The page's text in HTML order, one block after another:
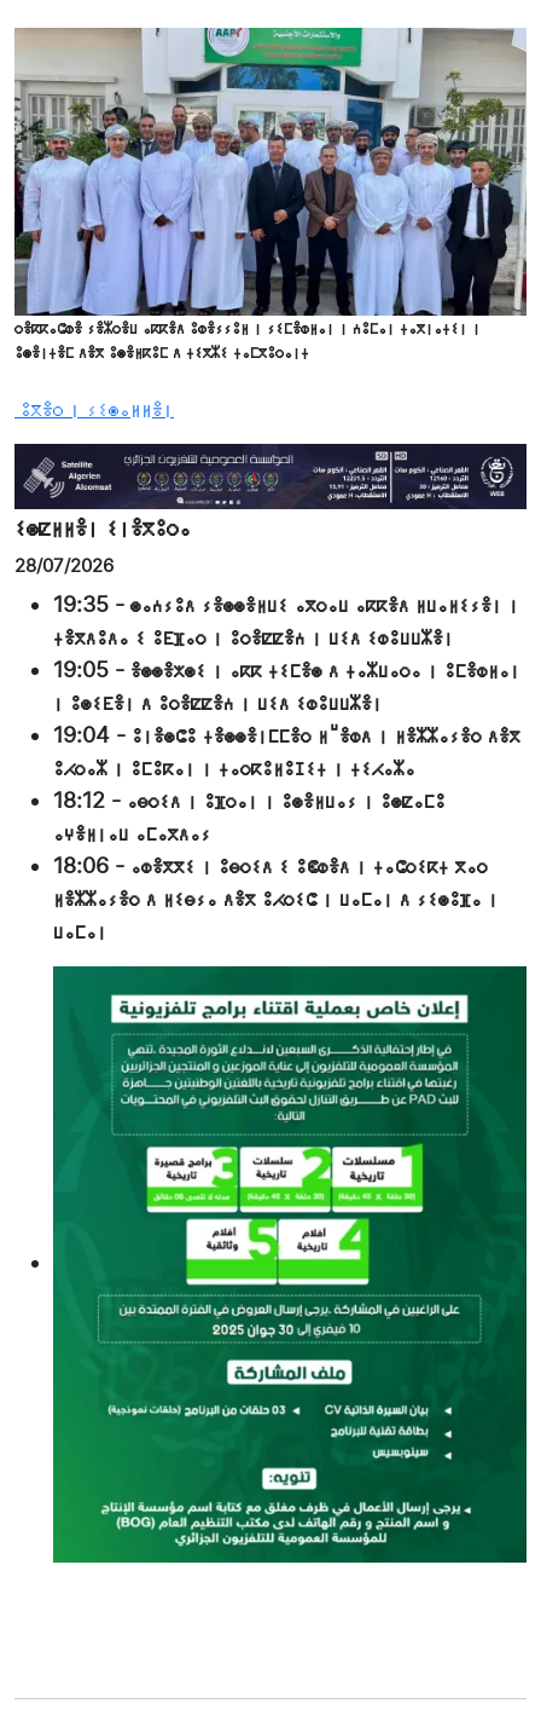
ⵔⴻⴽⴽⴰⵛⵀⴻ ⵢⴻⵣⵔⴻⵡ ⴰⴽⴽⴻⴷ ⵓⵀⴻⵢⵢⵓⵍ ⵏ ⵢⵉⵎⴻⵀⵍⴰⵏ ⵏ ⵄⵓⵎⴰⵏ ⵜⴰⴳⵏⴰⵜⵉⵏ ⵏ
ⵓⵙⴻⵏⵜⴻⵎ ⴷⴻⴳ ⵓⵙⴻⵍⴽⵓⵎ ⴷ ⵜⵉⴳⵣⵉ ⵜⴰⵎⴳⵓⵔⴰⵏⵜ
ⵓⴳⴻⵔ ⵏ ⵢⵉⵙⴰⵍⵍⴻⵏ
ⵉⵙⵇⵍⵍⴻⵏ ⵉⵏⴻⴳⵓⵔⴰ
28/07/2026
19:35 - ⵙⴰⵄⵢⵓⴷ ⵢⴻⵙⵙⴻⵍⵡⵉ ⴰⴳⵔⴰⵡ ⴰⴽⴽⴻⴷ ⵍⵡⴰⵍⵉⵢⴻⵏ ⵏ
ⵜⴻⴳⴷⵓⴷⴰ ⵉ ⵓⴹⴼⴰⵔ ⵏ ⵓⵔⴻⵇⵇⴻⵄ ⵏ ⵡⵉⴷ ⵉⵀⵓⵡⵡⵣⴻⵏ
19:05 - ⴻⵙⵙⴻⵅⵙⵉ ⵏ ⴰⴽⴽ ⵜⵉⵎⴻⵙ ⴷ ⵜⴰⵣⵡⴰⵔⴰ ⵏ ⵓⵎⴻⵀⵍⴰⵏ
ⵏ ⵓⵙⵉⴹⴻⵏ ⴷ ⵓⵔⴻⵇⵇⴻⵄ ⵏ ⵡⵉⴷ ⵉⵀⵓⵡⵡⵣⴻⵏ
19:04 - ⵓⵏⴻⵙⵛⵓ ⵜⴻⵙⵙⴻⵏⵎⵎⴻⵔ ⵍⵯⴻⵀⴷ ⵏ ⵍⴻⵣⵣⴰⵢⴻⵔ ⴷⴻⴳ
ⵓⵃⵔⴰⵣ ⵏ ⵓⵎⵓⴽⴰⵏ ⵏ ⵜⴰⵔⴽⵓⵍⵓⵊⵉⵜ ⵏ ⵜⵉⵃⴰⵣⴰ
18:12 - ⴰⴱⵔⵉⴷ ⵏ ⵓⴼⵔⴰⵏ ⵏ ⵓⵙⴻⵍⵡⴰⵢ ⵏ ⵓⵙⵇⴰⵎⵓ
ⴰⵖⴻⵍⵏⴰⵡ ⴰⵎⴰⴳⴷⴰⵢ
18:06 - ⴰⵀⴻⴳⴳⵉ ⵏ ⵓⴱⵔⵉⴷ ⵉ ⵓⵞⵀⴻⴷ ⵏ ⵜⴰⵛⵔⵉⴽⵜ ⴳⴰⵔ
ⵍⴻⵣⵣⴰⵢⴻⵔ ⴷ ⵍⵉⴱⵢⴰ ⴷⴻⴳ ⵓⵃⵔⵉⵛ ⵏ ⵡⴰⵎⴰⵏ ⴷ ⵢⵉⵙⵓⴼⴰ ⵏ
ⵡⴰⵎⴰⵏ